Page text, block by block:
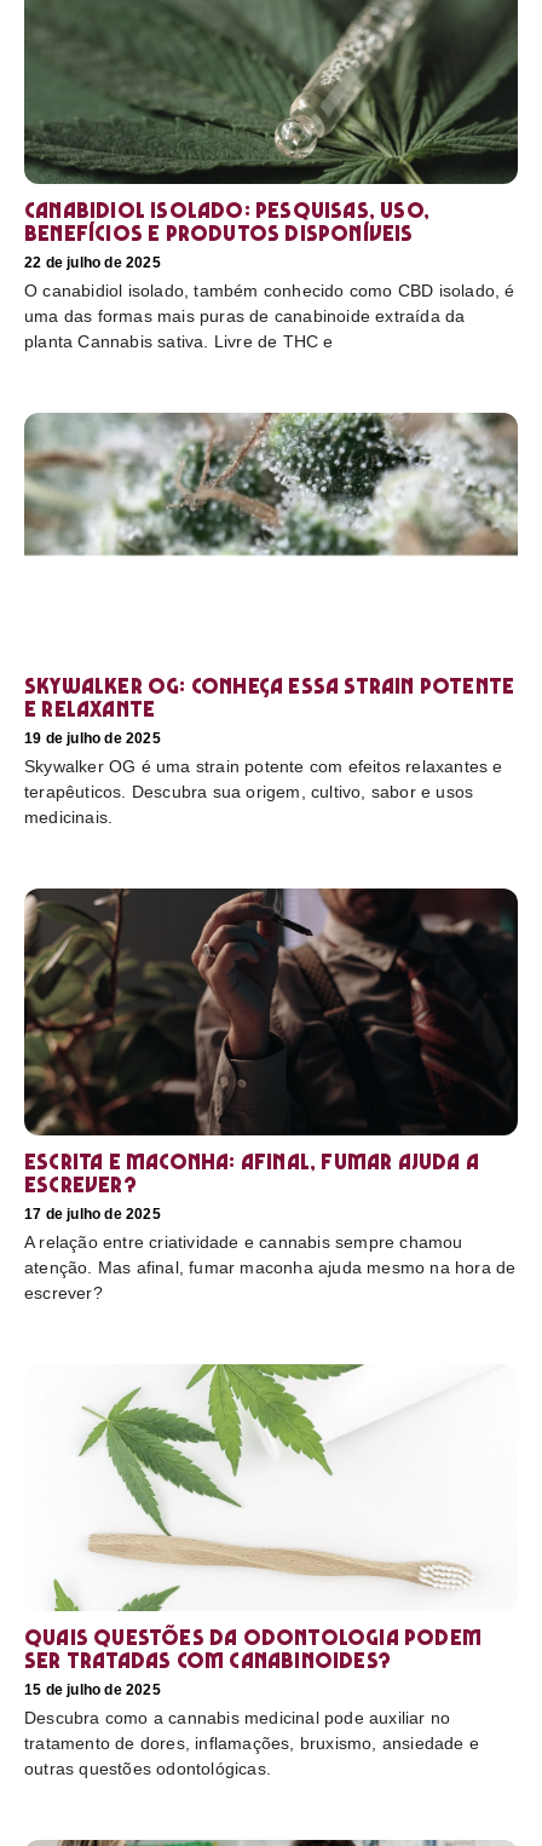
Canabidiol Isolado: pesquisas, uso,
benefícios e produtos disponíveis
22 de julho de 2025
O canabidiol isolado, também conhecido como CBD isolado, é
uma das formas mais puras de canabinoide extraída da
planta Cannabis sativa. Livre de THC e
Skywalker OG: conheça essa strain potente
e relaxante
19 de julho de 2025
Skywalker OG é uma strain potente com efeitos relaxantes e
terapêuticos. Descubra sua origem, cultivo, sabor e usos
medicinais.
Escrita e maconha: afinal, fumar ajuda a
escrever?
17 de julho de 2025
A relação entre criatividade e cannabis sempre chamou
atenção. Mas afinal, fumar maconha ajuda mesmo na hora de
escrever?
Quais questões da odontologia podem
ser tratadas com canabinoides?
15 de julho de 2025
Descubra como a cannabis medicinal pode auxiliar no
tratamento de dores, inflamações, bruxismo, ansiedade e
outras questões odontológicas.